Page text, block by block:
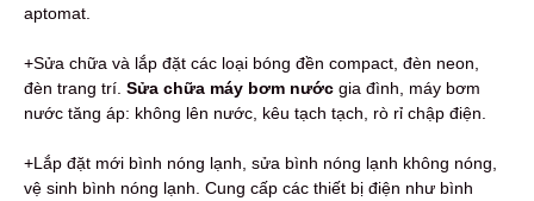
aptomat.
+Sửa chữa và lắp đặt các loại bóng đền compact, đèn neon,
đèn trang trí. Sửa chữa máy bơm nước gia đình, máy bơm
nước tăng áp: không lên nước, kêu tạch tạch, rò rỉ chập điện.
+Lắp đặt mới bình nóng lạnh, sửa bình nóng lạnh không nóng,
vệ sinh bình nóng lạnh. Cung cấp các thiết bị điện như bình